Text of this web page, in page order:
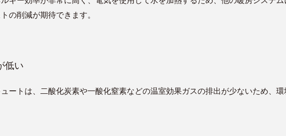
の削減が期待できます。
低い
ートは、二酸化炭素や一酸化窒素などの温室効果ガスの排出が少ないため、環